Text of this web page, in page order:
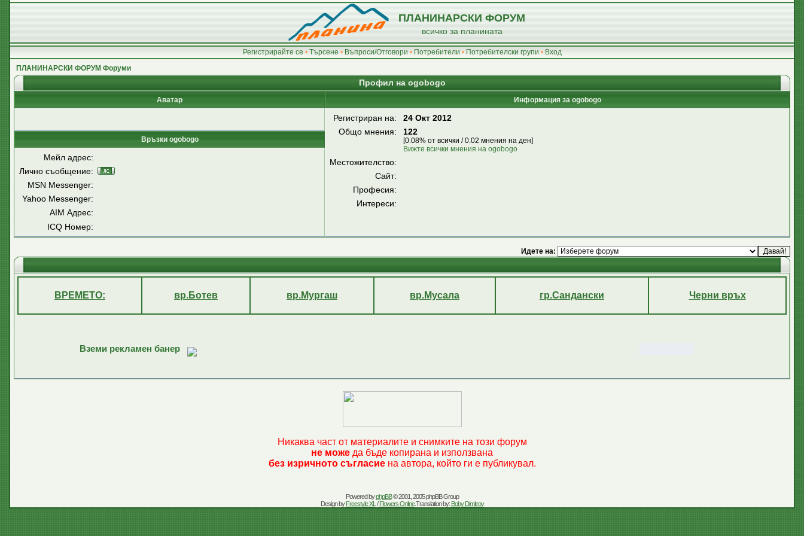
ПЛАНИНАРСКИ ФОРУМ
всичко за планината
Регистрирайте се • Търсене • Въпроси/Отговори • Потребители • Потребителски групи • Вход
ПЛАНИНАРСКИ ФОРУМ Форуми
Профил на ogobogo
Аватар Информация за ogobogo
Регистриран на:
24 Окт 2012
Общо мнения:
122
[0.08% от всички / 0.02 мнения на ден]
Вижте всички мнения на ogobogo
Местожителство:
Сайт:
Професия:
Интереси:
Връзки ogobogo
Мейл адрес:
Лично съобщение:
MSN Messenger:
Yahoo Messenger:
AIM Адрес:
ICQ Номер:
Идете на:
ВРЕМЕТО: вр.Ботев вр.Мургаш вр.Мусала гр.Сандански Черни връх
Вземи рекламен банер
Никаква част от материалите и снимките на този форум
не може да бъде копирана и използвана
без изричното съгласиена автора, който ги е публикувал.
Powered byphpBB© 2001, 2005 phpBB Group
Design byFreestyle XL /Flowers Online.Translation by: Boby Dimitrov